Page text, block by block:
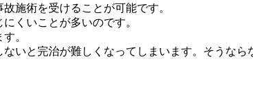
施術を受けることが可能です。
くいことが多いのです。
。
いと完治が難しくなってしまいます。そうな